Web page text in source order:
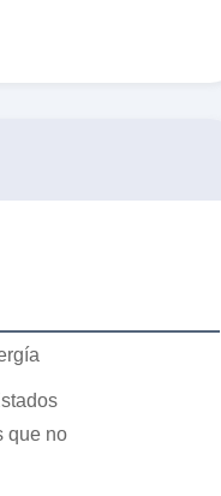
que no